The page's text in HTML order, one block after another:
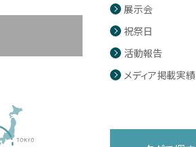
展示会
祝祭日
活動報告
メディア掲載実績